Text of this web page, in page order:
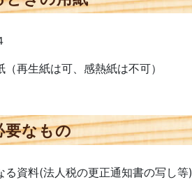
再生紙は可、感熱紙は不可）
要なもの
る資料(法人税の更正通知書の写し等)